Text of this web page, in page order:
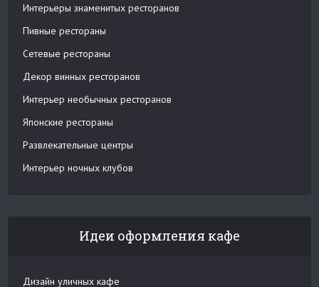
Интерьеры знаменитых ресторанов
Пивные рестораны
Сетевые рестораны
Декор винных ресторанов
Интерьер необычных ресторанов
Японские рестораны
Развлекательные центры
Интерьер ночных клубов
Идеи оформления кафе
Дизайн уличных кафе